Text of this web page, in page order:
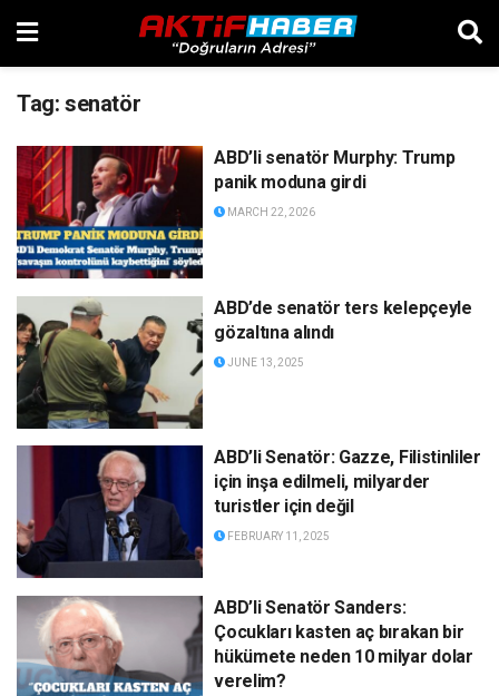
Tag: senatör
ABD’li senatör Murphy: Trump
panik moduna girdi
MARCH 22, 2026
ABD’de senatör ters kelepçeyle
gözaltına alındı
JUNE 13, 2025
ABD’li Senatör: Gazze, Filistinliler
için inşa edilmeli, milyarder
turistler için değil
FEBRUARY 11, 2025
ABD’li Senatör Sanders:
Çocukları kasten aç bırakan bir
hükümete neden 10 milyar dolar
verelim?